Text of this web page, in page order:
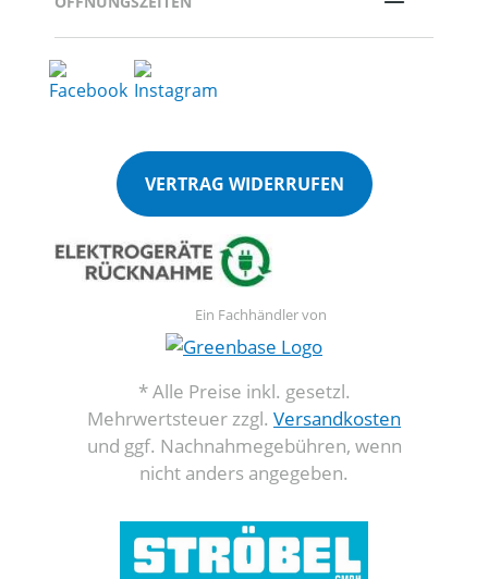
VERTRAG WIDERRUFEN
Ein Fachhändler von
* Alle Preise inkl. gesetzl.
Mehrwertsteuer zzgl. Versandkosten
und ggf. Nachnahmegebühren, wenn
nicht anders angegeben.